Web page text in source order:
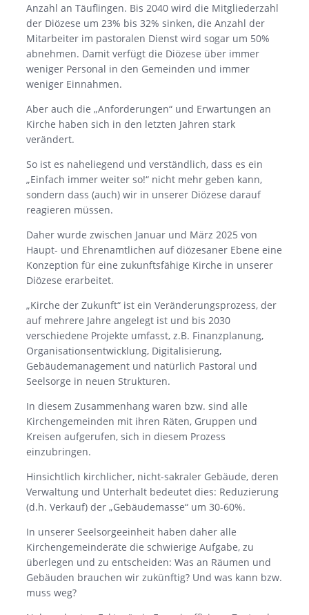
Anzahl an Täuflingen. Bis 2040 wird die Mitgliederzahl
der Diözese um 23% bis 32% sinken, die Anzahl der
Mitarbeiter im pastoralen Dienst wird sogar um 50%
abnehmen. Damit verfügt die Diözese über immer
weniger Personal in den Gemeinden und immer
weniger Einnahmen.
Aber auch die „Anforderungen“ und Erwartungen an
Kirche haben sich in den letzten Jahren stark
verändert.
So ist es naheliegend und verständlich, dass es ein
„Einfach immer weiter so!“ nicht mehr geben kann,
sondern dass (auch) wir in unserer Diözese darauf
reagieren müssen.
Daher wurde zwischen Januar und März 2025 von
Haupt- und Ehrenamtlichen auf diözesaner Ebene eine
Konzeption für eine zukunftsfähige Kirche in unserer
Diözese erarbeitet.
„Kirche der Zukunft“ ist ein Veränderungsprozess, der
auf mehrere Jahre angelegt ist und bis 2030
verschiedene Projekte umfasst, z.B. Finanzplanung,
Organisationsentwicklung, Digitalisierung,
Gebäudemanagement und natürlich Pastoral und
Seelsorge in neuen Strukturen.
In diesem Zusammenhang waren bzw. sind alle
Kirchengemeinden mit ihren Räten, Gruppen und
Kreisen aufgerufen, sich in diesem Prozess
einzubringen.
Hinsichtlich kirchlicher, nicht-sakraler Gebäude, deren
Verwaltung und Unterhalt bedeutet dies: Reduzierung
(d.h. Verkauf) der „Gebäudemasse“ um 30-60%.
In unserer Seelsorgeeinheit haben daher alle
Kirchengemeinderäte die schwierige Aufgabe, zu
überlegen und zu entscheiden: Was an Räumen und
Gebäuden brauchen wir zukünftig? Und was kann bzw.
muss weg?